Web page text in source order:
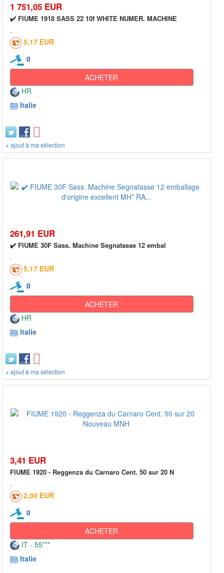
1 751,05 EUR
✔️ FIUME 1918 SASS 22 10f WHITE NUMER. MACHINE
5,17 EUR
0
ACHETER
HR
Italie
+ ajout à ma sélection
261,91 EUR
✔️ FIUME 30F Sass. Machine Segnatasse 12 embal
5,17 EUR
0
ACHETER
HR
Italie
+ ajout à ma sélection
3,41 EUR
FIUME 1920 - Reggenza du Carnaro Cent. 50 sur 20 N
2,00 EUR
0
ACHETER
IT - 55***
Italie